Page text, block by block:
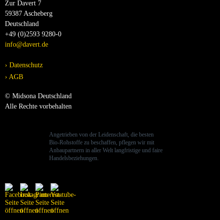
Zur Davert 7
59387 Ascheberg
Deutschland
+49 (0)2593 9280-0
info@davert.de
Datenschutz
AGB
© Midsona Deutschland
Alle Rechte vorbehalten
Angetrieben von der Leidenschaft, die besten
Bio-Rohstoffe zu beschaffen, pflegen wir mit
Anbaupartnern in aller Welt langfristige und faire
Handelsbeziehungen.